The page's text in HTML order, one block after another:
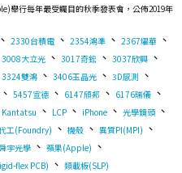
舉行每年最受矚目的秋季發表會，公佈2019年
、 2330台積電 、 2354鴻準 、 2367燿華 、
3008大立光 、 3017奇鋐 、 3037欣興 、
3324雙鴻 、 3406玉晶光 、 3D感測 、
、 5457宣德 、 6147頎邦 、 6176瑞儀 、
Kantatsu 、 LCP 、 iPhone 、 光學鏡頭 、
工(Foundry) 、 機殼 、 異質PI(MPI) 、
宇光學 、 蘋果(Apple) 、
flex PCB) 、 類載板(SLP)